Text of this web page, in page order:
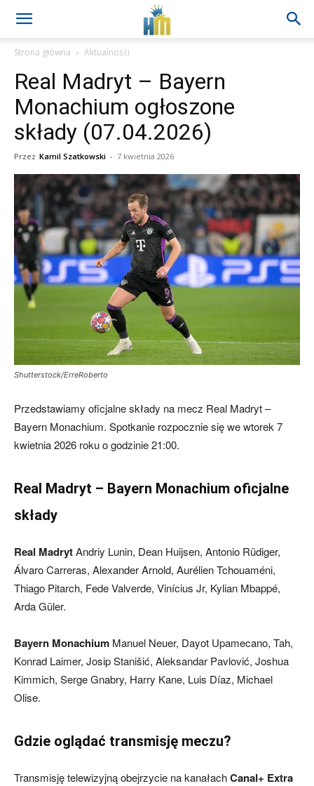
Strona główna Aktualności
Real Madryt – Bayern
Monachium ogłoszone
składy (07.04.2026)
Przez Kamil Szatkowski - 7 kwietnia 2026
Shutterstock/ErreRoberto
Przedstawiamy oficjalne składy na mecz Real Madryt –
Bayern Monachium. Spotkanie rozpocznie się we wtorek 7
kwietnia 2026 roku o godzinie 21:00.
Real Madryt – Bayern Monachium oficjalne
składy
Real MadrytAndriy Lunin, Dean Huijsen, Antonio Rüdiger,
Álvaro Carreras, Alexander Arnold, Aurélien Tchouaméni,
Thiago Pitarch, Fede Valverde, Vinícius Jr, Kylian Mbappé,
Arda Güler.
Bayern Monachium Manuel Neuer, Dayot Upamecano, Tah,
Konrad Laimer, Josip Stanišić, Aleksandar Pavlović, Joshua
Kimmich, Serge Gnabry, Harry Kane, Luis Díaz, Michael
Olise.
Gdzie oglądać transmisję meczu?
Transmisję telewizyjną obejrzycie na kanałachCanal+ Extra